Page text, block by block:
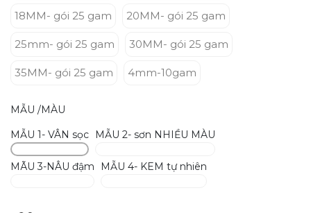
18MM- gói 25 gam 20MM- gói 25 gam
25mm- gói 25 gam 30MM- gói 25 gam
35MM- gói 25 gam 4mm-10gam
MẪU /MÀU
MẪU 1- VÂN sọc
MẪU 2- sơn NHIỀU MÀU
MÃU 3-NÂU đậm MẪU 4- KEM tự nhiên